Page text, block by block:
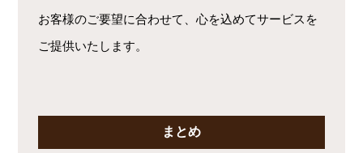
お客様のご要望に合わせて、心を込めてサービスを
ご提供いたします。
まとめ